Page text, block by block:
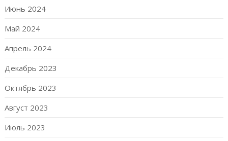
Июнь 2024
Май 2024
Апрель 2024
Декабрь 2023
Октябрь 2023
Август 2023
Июль 2023